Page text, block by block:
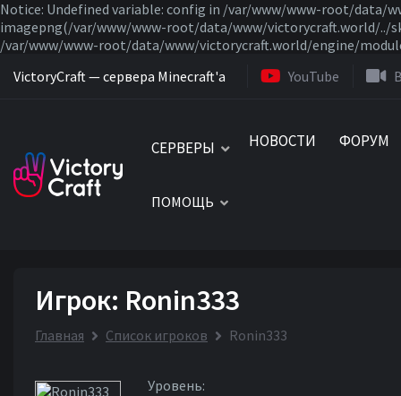
Notice: Undefined variable: config in /var/www/www-root/data/
imagepng(/var/www/www-root/data/www/victorycraft.world/../
/var/www/www-root/data/www/victorycraft.world/engine/
VictoryCraft — сервера Minecraft'a
YouTube
СЕРВЕРЫ НОВОСТИ ФОРУМ
ПОМОЩЬ
Игрок: Ronin333
Главная Список игроков Ronin333
Уровень: